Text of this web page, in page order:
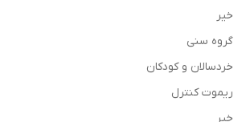
خیر
گروه سنی
خردسالان و کودکان
ریموت کنترل
خیر